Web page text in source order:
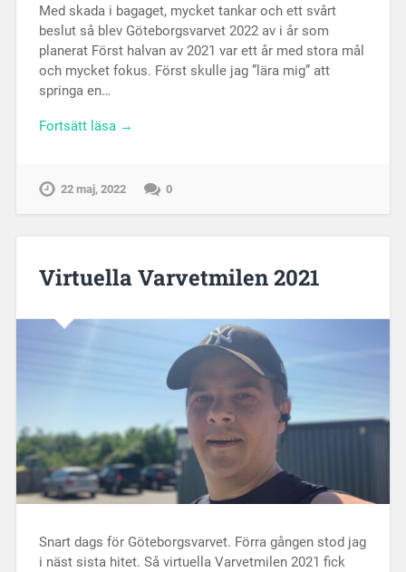
Med skada i bagaget, mycket tankar och ett svårt
beslut så blev Göteborgsvarvet 2022 av i år som
planerat Först halvan av 2021 var ett år med stora mål
och mycket fokus. Först skulle jag ”lära mig” att
springa en…
Fortsätt läsa →
22 maj, 2022 0
Virtuella Varvetmilen 2021
Snart dags för Göteborgsvarvet. Förra gången stod jag
i näst sista hitet. Så virtuella Varvetmilen 2021 fick